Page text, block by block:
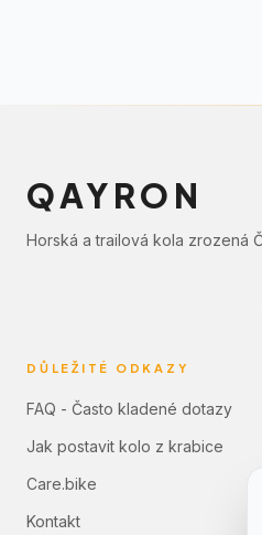
QAYRON
Horská a trailová kola zrozená
DŮLEŽITÉ ODKAZY
FAQ - Často kladené dotazy
Jak postavit kolo z krabice
Care.bike
Kontakt